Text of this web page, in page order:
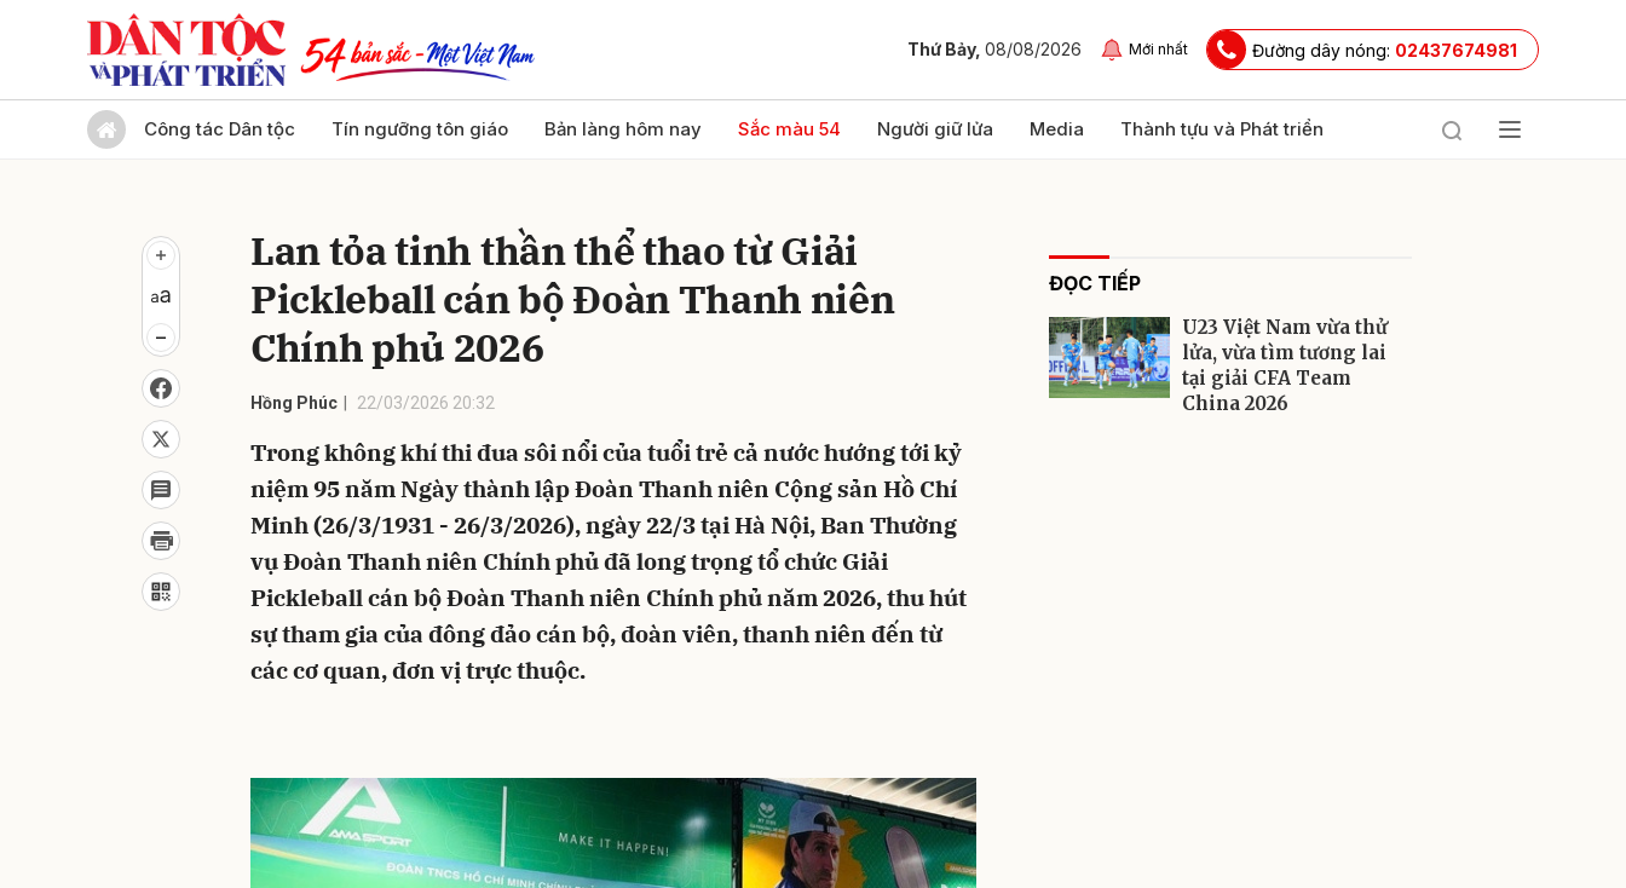
Thứ Bảy, 08/08/2026 Mới nhất Đường dây nóng: 02437674981
Công tác Dân tộc Tín ngưỡng tôn giáo Bản làng hôm nay Sắc màu 54 Người giữ lửa Media Thành tựu và Phát triển
Lan tỏa tinh thần thể thao từ Giải
Pickleball cán bộ Đoàn Thanh niên
Chính phủ 2026
Hồng Phúc 22/03/2026 20:32
Trong không khí thi đua sôi nổi của tuổi trẻ cả nước hướng tới kỷ
niệm 95 năm Ngày thành lập Đoàn Thanh niên Cộng sản Hồ Chí
Minh (26/3/1931 - 26/3/2026), ngày 22/3 tại Hà Nội, Ban Thường
vụ Đoàn Thanh niên Chính phủ đã long trọng tổ chức Giải
Pickleball cán bộ Đoàn Thanh niên Chính phủ năm 2026, thu hút
sự tham gia của đông đảo cán bộ, đoàn viên, thanh niên đến từ
các cơ quan, đơn vị trực thuộc.
ĐỌC TIẾP
U23 Việt Nam vừa thử
lửa, vừa tìm tương lai
tại giải CFA Team
China 2026
Gửi bình luận
Gửi